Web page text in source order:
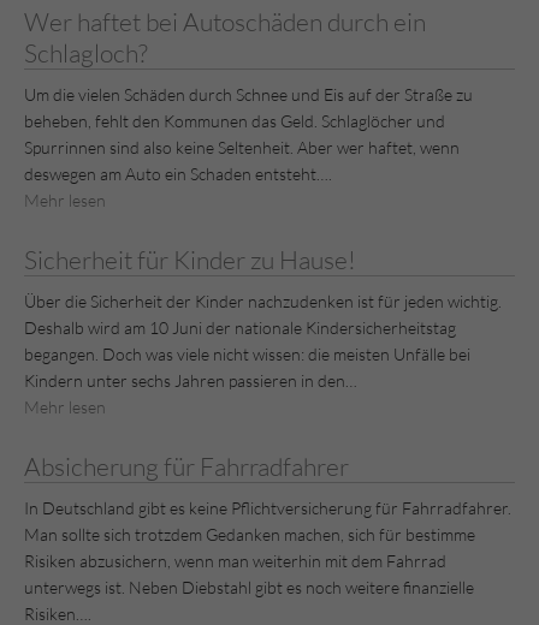
Wer haftet bei Autoschäden durch ein
Schlagloch?
Um die vielen Schäden durch Schnee und Eis auf der Straße zu
beheben, fehlt den Kommunen das Geld. Schlaglöcher und
Spurrinnen sind also keine Seltenheit. Aber wer haftet, wenn
deswegen am Auto ein Schaden entsteht….
Mehr lesen
Sicherheit für Kinder zu Hause!
Über die Sicherheit der Kinder nachzudenken ist für jeden wichtig.
Deshalb wird am 10 Juni der nationale Kindersicherheitstag
begangen. Doch was viele nicht wissen: die meisten Unfälle bei
Kindern unter sechs Jahren passieren in den…
Mehr lesen
Absicherung für Fahrradfahrer
In Deutschland gibt es keine Pflichtversicherung für Fahrradfahrer.
Man sollte sich trotzdem Gedanken machen, sich für bestimme
Risiken abzusichern, wenn man weiterhin mit dem Fahrrad
unterwegs ist. Neben Diebstahl gibt es noch weitere finanzielle
Risiken….